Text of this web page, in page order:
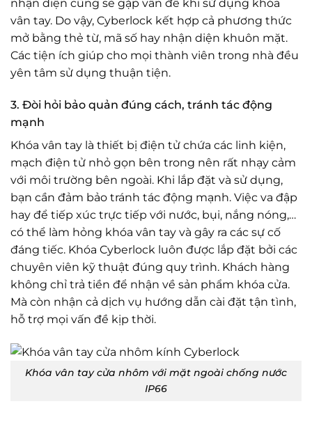
nhận diện cũng sẽ gặp vấn đề khi sử dụng khóa
vân tay. Do vậy, Cyberlock kết hợp cả phương thức
mở bằng thẻ từ, mã số hay nhận diện khuôn mặt.
Các tiện ích giúp cho mọi thành viên trong nhà đều
yên tâm sử dụng thuận tiện.
3. Đòi hỏi bảo quản đúng cách, tránh tác động
mạnh
Khóa vân tay là thiết bị điện tử chứa các linh kiện,
mạch điện tử nhỏ gọn bên trong nên rất nhạy cảm
với môi trường bên ngoài. Khi lắp đặt và sử dụng,
bạn cần đảm bảo tránh tác động mạnh. Việc va đập
hay để tiếp xúc trực tiếp với nước, bụi, nắng nóng,…
có thể làm hỏng khóa vân tay và gây ra các sự cố
đáng tiếc. Khóa Cyberlock luôn được lắp đặt bởi các
chuyên viên kỹ thuật đúng quy trình. Khách hàng
không chỉ trả tiền để nhận về sản phẩm khóa cửa.
Mà còn nhận cả dịch vụ hướng dẫn cài đặt tận tình,
hỗ trợ mọi vấn đề kịp thời.
Khóa vân tay cửa nhôm với mặt ngoài chống nước
IP66